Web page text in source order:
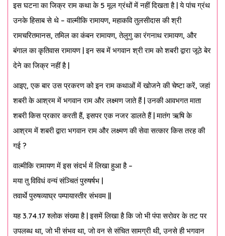
इस घटना का जिक्र राम कथा के 5 मूल ग्रंथों में नहीं दिखता है | ये पांच ग्रंथ
उनके हिसाब से थे – वाल्मीकि रामायण, महाकवि तुलसीदास की श्री
रामचरितमानस, तमिल का कंबन रामायण, तेलुगु का रंगनाथ रामायण, और
बंगाल का कृतिवास रामायण | इन सब में भगवान श्री राम को शबरी द्वारा जूठे बेर
देने का जिक्र नहीं है |
आइए, एक बार उस प्रकरण को इन राम कथाओं में खोजने की चेष्टा करें, जहां
शबरी के आश्रम में भगवान राम और लक्ष्मण जाते हैं | उनकी आवभगत माता
शबरी किस प्रकार करती हैं, इसपर एक नजर डालते हैं | मातंग ऋषि के
आश्रम में शबरी द्वारा भगवान राम और लक्ष्मण की सेवा सत्कार किस तरह की
गई ?
वाल्मीकि रामायण में इस संदर्भ में लिखा हुआ है –
मया तु विविधं वन्यं संञ्चितं पुरुषर्षभ |
तवार्थे पुरुषव्याघ्र पम्पायास्तीर संभवम ||
यह 3.74.17 श्लोक संख्या है | इसमें लिखा है कि जो भी पंपा सरोवर के तट पर
उपलब्ध था, जो भी संभव था, जो वन से संचित सामग्री थी, उनसे ही भगवान